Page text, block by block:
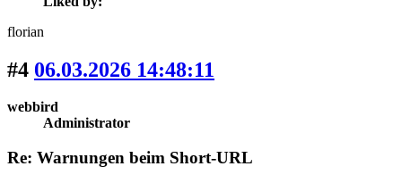
florian
#4 06.03.2026 14:48:11
webbird
Administrator
Re: Warnungen beim Short-URL